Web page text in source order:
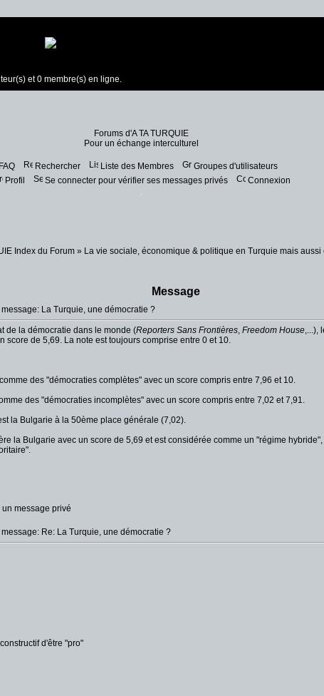
et 0 membre(s) en ligne.
Forums d'A TA TURQUIE
Pour un échange interculturel
FAQ Rechercher Liste des Membres
Groupes d'utilisateurs
Profil
Se connecter pour vérifier ses messages privés Connexion
Index du Forum » La vie sociale, économique & politique en Turquie mais aussi
Message
La Turquie, une démocratie ?
de la démocratie dans le monde (Reporters Sans Frontières, Freedom House,...),
score de 5,69. La note est toujours comprise entre 0 et 10.
des "démocraties complètes" avec un score compris entre 7,96 et 10.
des "démocraties incomplètes" avec un score compris entre 7,02 et 7,91.
la Bulgarie à la 50ème place générale (7,02).
la Bulgarie avec un score de 5,69 et est considérée comme un "régime
Re: La Turquie, une démocratie ?
d'être "pro"